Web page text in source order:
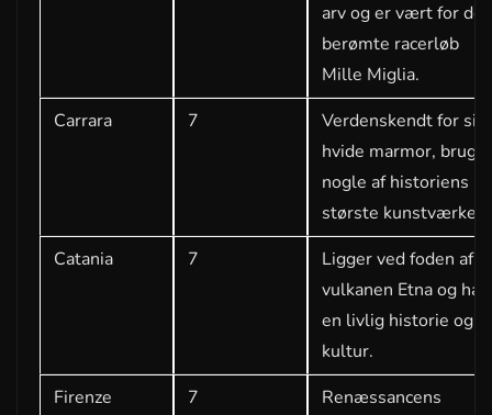
arv og er vært for det
berømte racerløb
Mille Miglia.
Carrara
7
Verdenskendt for sin
hvide marmor, brugt i
nogle af historiens
største kunstværker.
Catania
7
Ligger ved foden af
vulkanen Etna og har
en livlig historie og
kultur.
Firenze
7
Renæssancens